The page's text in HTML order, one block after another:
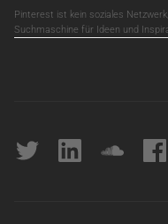
Pinterest ist kein soziales
Suchmaschine für Ideen und
Twitter linkedin soundcloud